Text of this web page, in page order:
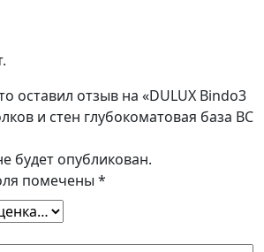
оставил отзыв на «DULUX Bindo3
и стен глубокоматовая база BC
будет опубликован.
помечены *